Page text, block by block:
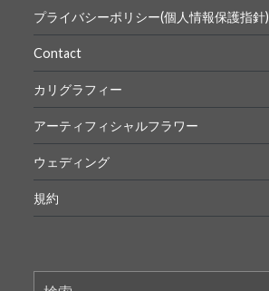
プライバシーポリシー(個人情報保護指針)
Contact
カリグラフィー
アーティフィシャルフラワー
ウェディング
規約